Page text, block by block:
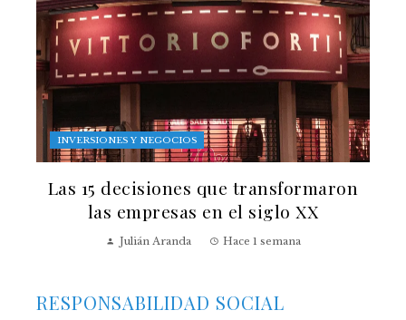
INVERSIONES Y NEGOCIOS
Las 15 decisiones que transformaron
las empresas en el siglo XX
Julián Aranda Hace 1 semana
RESPONSABILIDAD SOCIAL